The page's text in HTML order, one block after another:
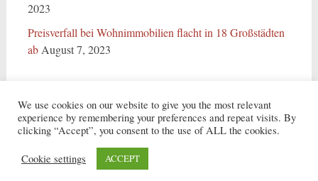
2023
Preisverfall bei Wohnimmobilien flacht in 18 Großstädten
ab August 7, 2023
Copyright © 2026ARS Real Estate Service GmbH . Alle Rechte vorbehalten.
Theme:Radiatevon ThemeGrill. Präsentiert von
We use cookies on our website to give you the most relevant
experience by remembering your preferences and repeat visits. By
clicking “Accept”, you consent to the use of ALL the cookies.
Cookie settings ACCEPT